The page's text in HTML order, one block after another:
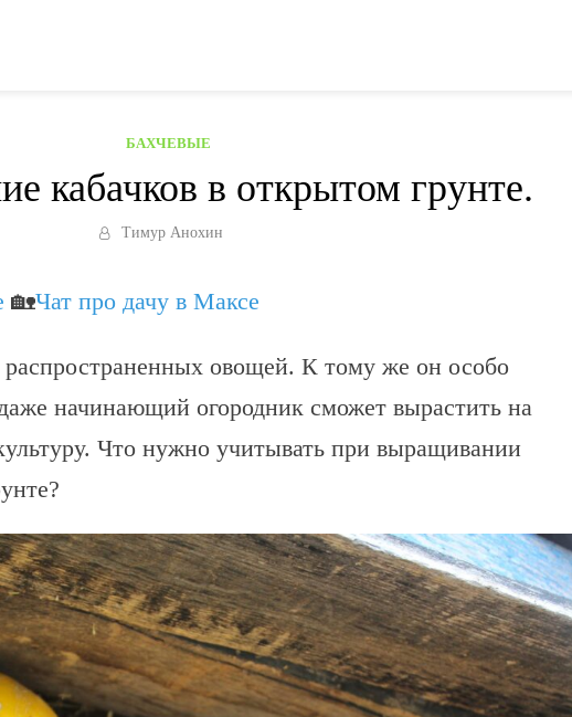
БАХЧЕВЫЕ
кабачков в открытом грунте.
Тимур Анохин
🏡Чат про дачу в Максе
овощей. К тому же он особо
начинающий огородник сможет вырастить на
Что нужно учитывать при выращивании